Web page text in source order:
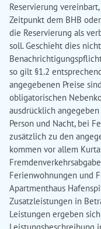
Reservierung
Zeitpunkt dem BHB
die Reservierung als
soll. Geschieht dies
so gilt §1.2
angegebenen Preise
obligatorischen
ausdrücklich
Person und Nacht, bei
zusätzlich zu den
kommen vor allem
Ferienwohnungen und
Apartmenthaus
Zusatzleistungen in
Leistungen ergeben